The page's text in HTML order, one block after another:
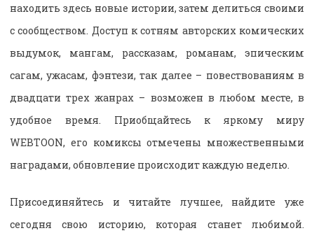
находить здесь новые истории, затем делиться своими
с сообществом. Доступ к сотням авторских комических
выдумок, мангам, рассказам, романам, эпическим
сагам, ужасам, фэнтези, так далее – повествованиям в
двадцати трех жанрах – возможен в любом месте, в
удобное время. Приобщайтесь к яркому миру
WEBTOON, его комиксы отмечены множественными
наградами, обновление происходит каждую неделю.
Присоединяйтесь и читайте лучшее, найдите уже
сегодня свою историю, которая станет любимой.